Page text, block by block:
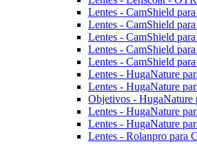
Lentes - CamShield
Lentes - CamShield
Lentes - CamShield
Lentes - CamShield
Lentes - CamShield
Lentes - HugaNature
Lentes - HugaNature
Objetivos - HugaNature
Lentes - HugaNature
Lentes - HugaNature
Lentes - Rolanpro para